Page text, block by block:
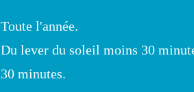
Toute l'année.
Du lever du soleil moins 30
30 minutes.